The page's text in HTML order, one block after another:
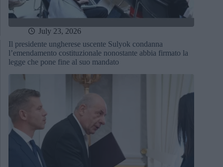
July 23, 2026
Il presidente ungherese uscente Sulyok condanna
l’emendamento costituzionale nonostante abbia firmato la
legge che pone fine al suo mandato